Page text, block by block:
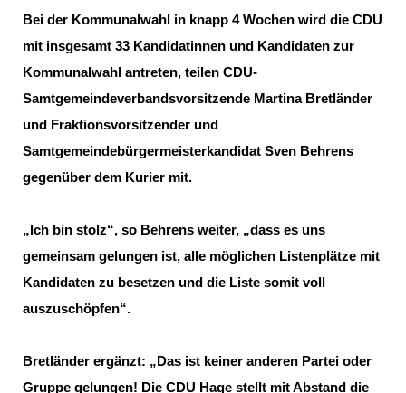
Bei der Kommunalwahl in knapp 4 Wochen wird die CDU
mit insgesamt 33 Kandidatinnen und Kandidaten zur
Kommunalwahl antreten, teilen CDU-
Samtgemeindeverbandsvorsitzende Martina Bretländer
und Fraktionsvorsitzender und
Samtgemeindebürgermeisterkandidat Sven Behrens
gegenüber dem Kurier mit.
Ich bin stolz“, so Behrens weiter, „dass es uns
gemeinsam gelungen ist, alle möglichen Listenplätze mit
Kandidaten zu besetzen und die Liste somit voll
auszuschöpfen“.
Bretländer ergänzt: „Das ist keiner anderen Partei oder
Gruppe gelungen! Die CDU Hage stellt mit Abstand die